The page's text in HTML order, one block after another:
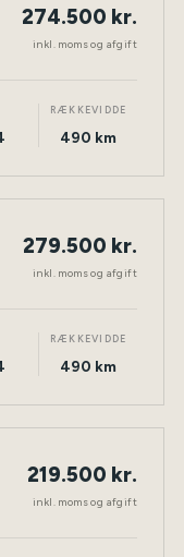
TØNDER
274.500 kr.
inkl. moms og afgift
RÆKKEVIDDE
490 km
TØNDER
279.500 kr.
inkl. moms og afgift
RÆKKEVIDDE
490 km
TØNDER
219.500 kr.
inkl. moms og afgift